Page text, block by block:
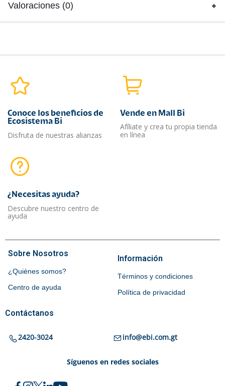
Valoraciones (0)
Conoce los beneficios de
Ecosistema Bi
Disfruta de nuestras alianzas
Vende en Mall Bi
Afíliate y crea tu propia tienda
en línea
¿Necesitas ayuda?​
Descubre nuestro centro de
ayuda
Sobre Nosotros
¿Quiénes somos?
Centro de ayuda
Información
Términos y condiciones
Política de privacidad
Contáctanos
2420-3024 info@ebi.com.gt
Síguenos en redes sociales